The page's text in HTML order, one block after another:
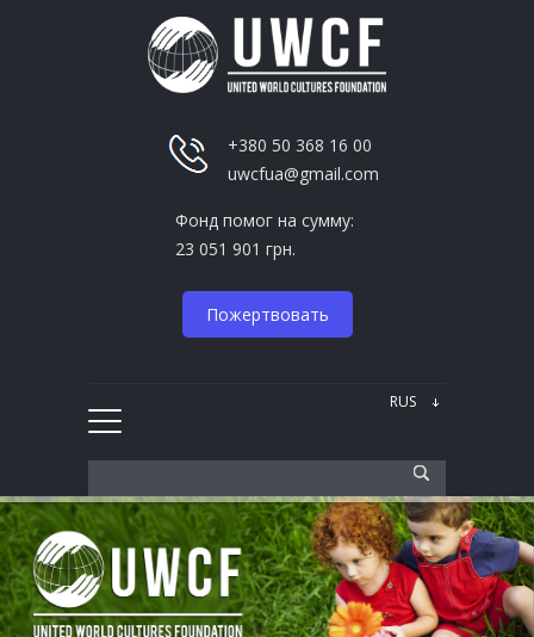
+380 50 368 16 00
uwcfua@gmail.com
Фонд помог на сумму:
23 051 901 грн.
Пожертвовать